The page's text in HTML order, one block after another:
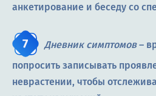
анкетирование и беседу со
Дневник симптомов–
попросить записывать
неврастении, чтобы